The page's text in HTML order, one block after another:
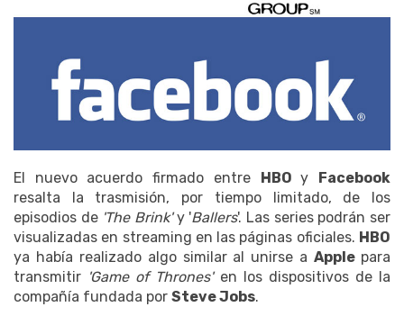
El nuevo acuerdo firmado entre HBOy Facebook
resalta la trasmisión, por tiempo limitado, de los
episodios de 'The Brink'y 'Ballers'. Las series podrán ser
visualizadas en streaming en las páginas oficiales. HBO
ya había realizado algo similar al unirse aApple para
transmitir 'Game of Thrones'en los dispositivos de la
compañía fundada por Steve Jobs.